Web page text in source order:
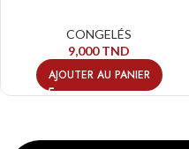
CONGELÉS
9,000TND
AJOUTER AU PANIER